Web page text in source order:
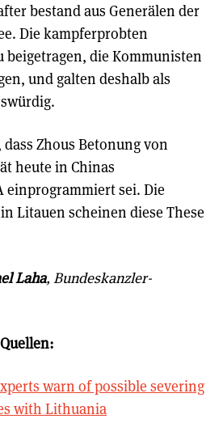
bestand aus Generälen der
Die kampferprobten
beigetragen, die Kommunisten
und galten deshalb als
Zhous Betonung von
heute in Chinas
einprogrammiert sei. Die
Litauen scheinen diese These
Laha, Bundeskanzler-
warn of possible severing
with Lithuania